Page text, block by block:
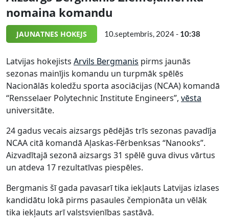
nomaina komandu
JAUNATNES HOKEJS 10.septembris, 2024 - 10:38
Latvijas hokejists Arvils Bergmanis pirms jaunās
sezonas mainījis komandu un turpmāk spēlēs
Nacionālās koledžu sporta asociācijas (NCAA) komandā
“Rensselaer Polytechnic Institute Engineers”, vēsta
universitāte.
24 gadus vecais aizsargs pēdējās trīs sezonas pavadīja
NCAA citā komandā Aļaskas-Fērbenksas “Nanooks”.
Aizvadītajā sezonā aizsargs 31 spēlē guva divus vārtus
un atdeva 17 rezultatīvas piespēles.
Bergmanis šī gada pavasarī tika iekļauts Latvijas izlases
kandidātu lokā pirms pasaules čempionāta un vēlāk
tika iekļauts arī valstsvienības sastāvā.